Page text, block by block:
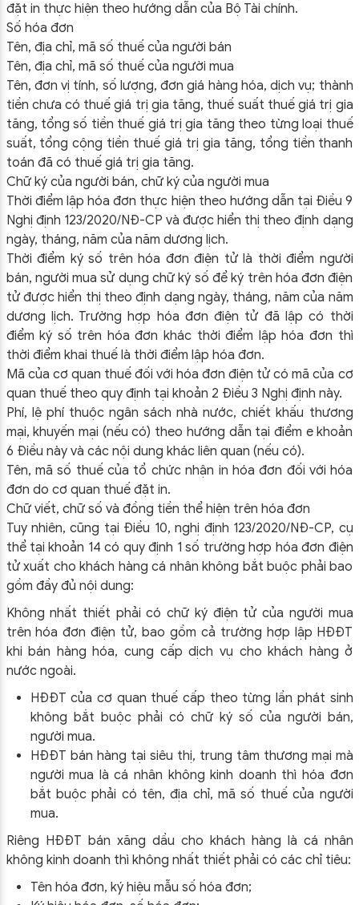
đặt in thực hiện theo hướng dẫn của Bộ Tài chính.
Số hóa đơn
Tên, địa chỉ, mã số thuế của người bán
Tên, địa chỉ, mã số thuế của người mua
Tên, đơn vị tính, số lượng, đơn giá hàng hóa, dịch vụ; thành
tiền chưa có thuế giá trị gia tăng, thuế suất thuế giá trị gia
tăng, tổng số tiền thuế giá trị gia tăng theo từng loại thuế
suất, tổng cộng tiền thuế giá trị gia tăng, tổng tiền thanh
toán đã có thuế giá trị gia tăng.
Chữ ký của người bán, chữ ký của người mua
Thời điểm lập hóa đơn thực hiện theo hướng dẫn tại Điều 9
Nghị định 123/2020/NĐ-CP và được hiển thị theo định dạng
ngày, tháng, năm của năm dương lịch.
Thời điểm ký số trên hóa đơn điện tử là thời điểm người
bán, người mua sử dụng chữ ký số để ký trên hóa đơn điện
tử được hiển thị theo định dạng ngày, tháng, năm của năm
dương lịch. Trường hợp hóa đơn điện tử đã lập có thời
điểm ký số trên hóa đơn khác thời điểm lập hóa đơn thì
thời điểm khai thuế là thời điểm lập hóa đơn.
Mã của cơ quan thuế đối với hóa đơn điện tử có mã của cơ
quan thuế theo quy định tại khoản 2 Điều 3 Nghị định này.
Phí, lệ phí thuộc ngân sách nhà nước, chiết khấu thương
mại, khuyến mại (nếu có) theo hướng dẫn tại điểm e khoản
6 Điều này và các nội dung khác liên quan (nếu có).
Tên, mã số thuế của tổ chức nhận in hóa đơn đối với hóa
đơn do cơ quan thuế đặt in.
Chữ viết, chữ số và đồng tiền thể hiện trên hóa đơn
Tuy nhiên, cũng tại Điều 10, nghị định 123/2020/NĐ-CP, cụ
thể tại khoản 14 có quy định 1 số trường hợp hóa đơn điện
tử xuất cho khách hàng cá nhân không bắt buộc phải bao
gồm đầy đủ nội dung:
Không nhất thiết phải có chữ ký điện tử của người mua
trên hóa đơn điện tử, bao gồm cả trường hợp lập HĐĐT
khi bán hàng hóa, cung cấp dịch vụ cho khách hàng ở
nước ngoài.
HĐĐT của cơ quan thuế cấp theo từng lần phát sinh
không bắt buộc phải có chữ ký số của người bán,
người mua.
HĐĐT bán hàng tại siêu thị, trung tâm thương mại mà
người mua là cá nhân không kinh doanh thì hóa đơn
bắt buộc phải có tên, địa chỉ, mã số thuế của người
mua.
Riêng HĐĐT bán xăng dầu cho khách hàng là cá nhân
không kinh doanh thì không nhất thiết phải có các chỉ tiêu:
Tên hóa đơn, ký hiệu mẫu số hóa đơn;